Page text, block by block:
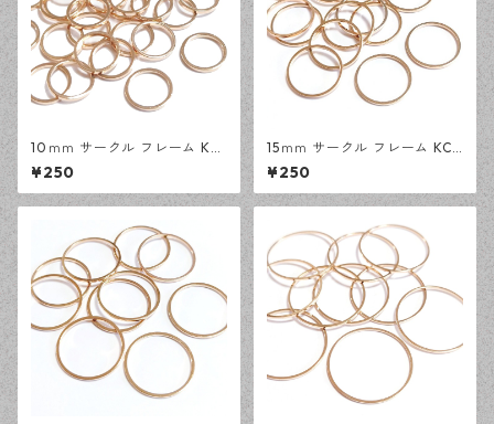
10ｍｍ サークル フレーム KC
ゴールド 30ピース 円形 レジ
ン 空枠 デザインパーツ 【en
工房】
¥250
15ｍｍ サークル フレーム KC
ゴールド 30ピース 円形 レジ
ン 空枠 デザインパーツ 【en
工房】
¥250